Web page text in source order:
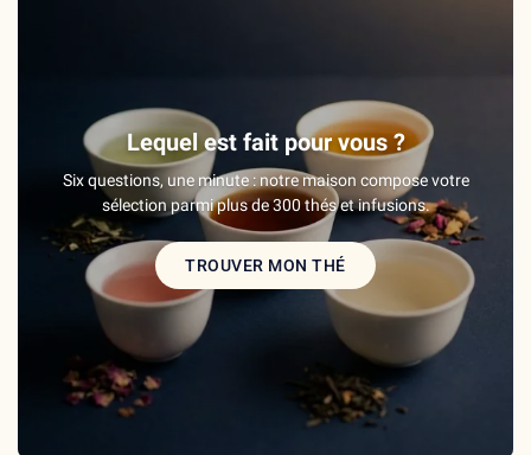
Lequel est fait pour vous ?
Six questions, une minute : notre maison compose votre
sélection parmi plus de 300 thés et infusions.
TROUVER MON THÉ